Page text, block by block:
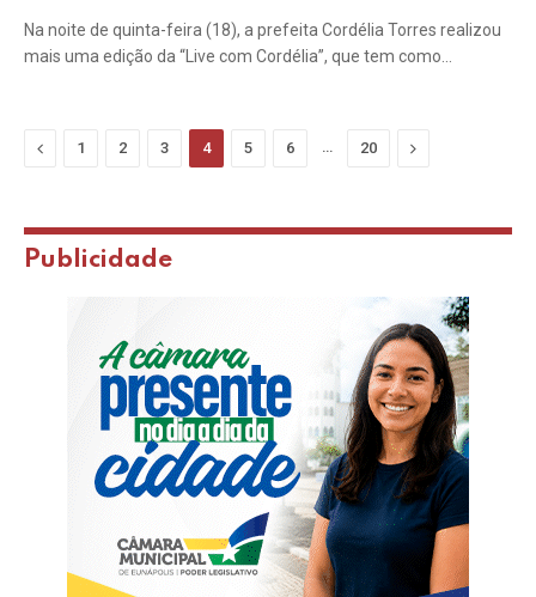
Na noite de quinta-feira (18), a prefeita Cordélia Torres realizou
mais uma edição da “Live com Cordélia”, que tem como…
Previous
1 2 3 4 5 6 … 20 Next
Publicidade